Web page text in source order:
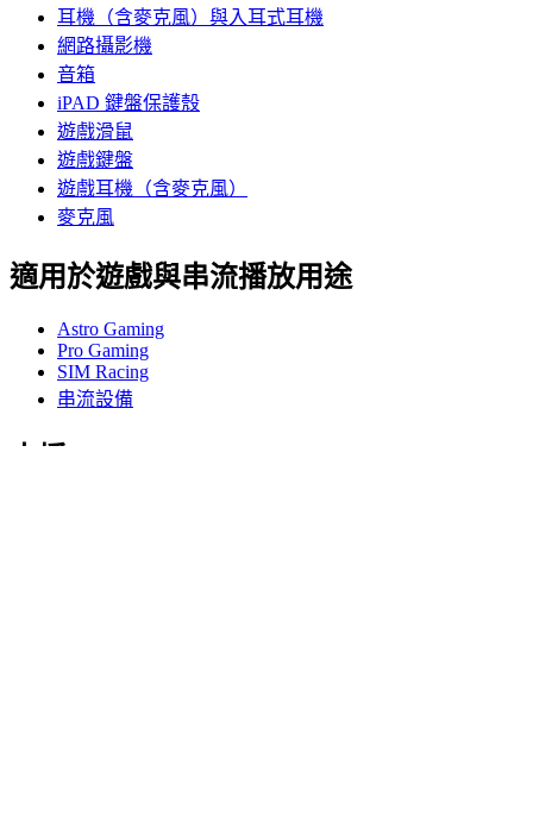
耳機（含麥克風）與入耳式耳機
網路攝影機
音箱
iPAD 鍵盤保護殼
遊戲滑鼠
遊戲鍵盤
遊戲耳機（含麥克風）
麥克風
適用於遊戲與串流播放用途
Astro Gaming
Pro Gaming
SIM Racing
串流設備